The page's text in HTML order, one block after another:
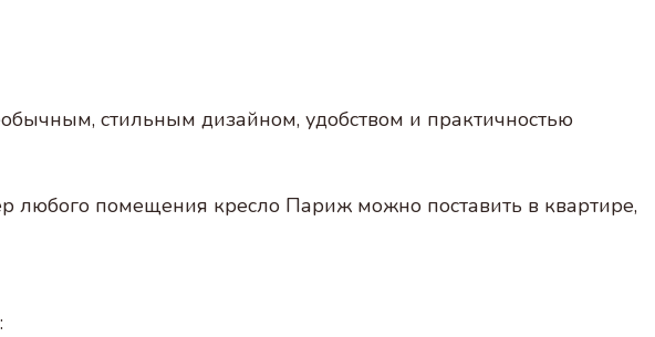
стильным дизайном, удобством и практичностью
любого помещения кресло Париж можно поставить в квартире,